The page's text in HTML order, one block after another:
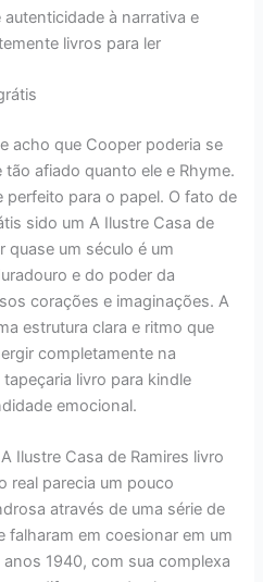
à narrativa e
livros para ler
acho que Cooper poderia se
afiado quanto ele e Rhyme.
perfeito para o papel. O fato de
sido um A Ilustre Casa de
quase um século é um
e do poder da
corações e imaginações. A
estrutura clara e ritmo que
completamente na
livro para kindle
emocional.
Ilustre Casa de Ramires livro
real parecia um pouco
através de uma série de
falharam em coesionar em um
1940, com sua complexa